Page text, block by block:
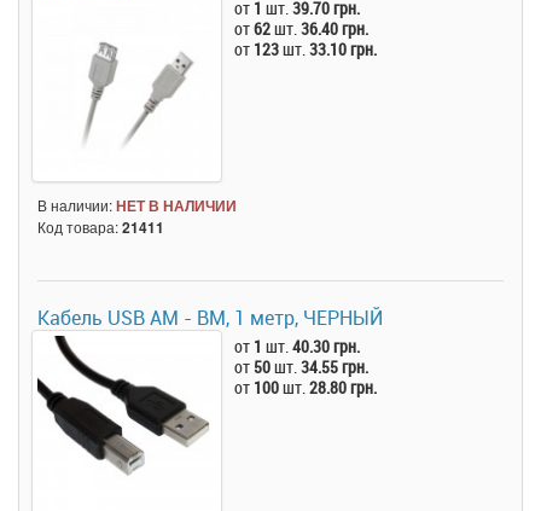
от 1 шт.39.70 грн.
от62шт.36.40 грн.
от 123шт.33.10 грн.
В наличии:НЕТ В НАЛИЧИИ
Код товара:21411
Кабель USB AM - BM, 1 метр, ЧЕРНЫЙ
от 1 шт.40.30 грн.
от 50шт.34.55 грн.
от 100шт.28.80 грн.